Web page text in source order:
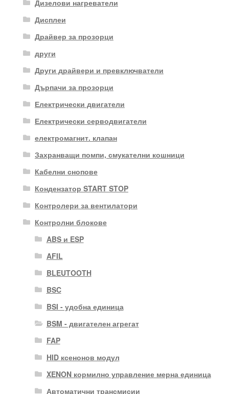
Дизелови нагреватели
Дисплеи
Драйвер за прозорци
други
Други драйвери и превключватели
Дърпачи за прозорци
Електрически двигатели
Електрически серводвигатели
електромагнит. клапан
Захранващи помпи, смукателни кошници
Кабелни снопове
Кондензатор START STOP
Контролери за вентилатори
Контролни блокове
ABS и ESP
AFIL
BLEUTOOTH
BSC
BSI - удобна единица
BSM - двигателен агрегат
FAP
HID ксенонов модул
XENON кормилно управление мерна единица
Автоматични трансмисии